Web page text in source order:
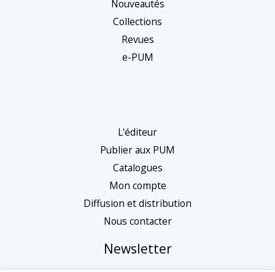
Nouveautés
Collections
Revues
e-PUM
L'éditeur
Publier aux PUM
Catalogues
Mon compte
Diffusion et distribution
Nous contacter
Newsletter